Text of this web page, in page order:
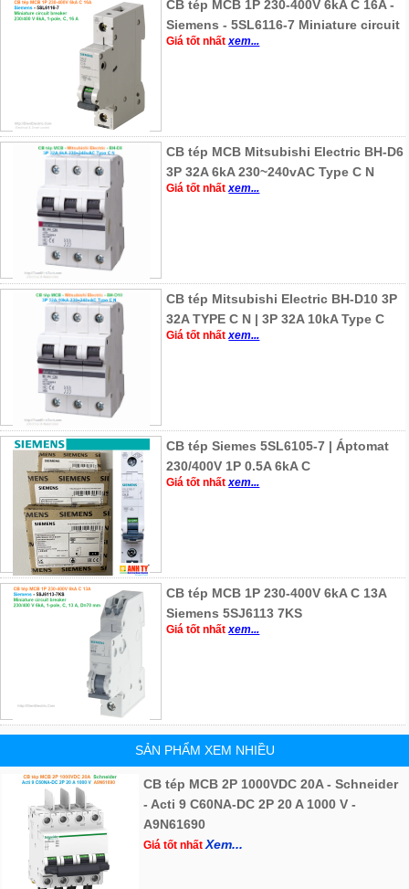
CB tép MCB 1P 230-400V 6kA C 16A -
Siemens - 5SL6116-7 Miniature circuit
Giá tốt nhấtxem...
CB tép MCB Mitsubishi Electric BH-D6
3P 32A 6kA 230~240vAC Type C N
Giá tốt nhấtxem...
CB tép Mitsubishi Electric BH-D10 3P
32A TYPE C N | 3P 32A 10kA Type C
Giá tốt nhấtxem...
CB tép Siemes 5SL6105-7 | Áptomat
230/400V 1P 0.5A 6kA C
Giá tốt nhấtxem...
CB tép MCB 1P 230-400V 6kA C 13A
Siemens 5SJ6113 7KS
Giá tốt nhấtxem...
SẢN PHẨM XEM NHIỀU
CB tép MCB 2P 1000VDC 20A - Schneider
- Acti 9 C60NA-DC 2P 20 A 1000 V -
A9N61690
Giá tốt nhấtXem...